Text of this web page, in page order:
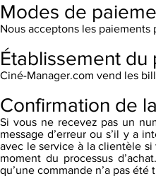
Modes de
Nous acceptons les paiements
Établissement
Ciné-Manager.com vend les
Confirmation de
Si vous ne recevez pas un
message d’erreur ou s’il y a
avec le service à la clientèle
moment du processus
qu’une commande n’a pas